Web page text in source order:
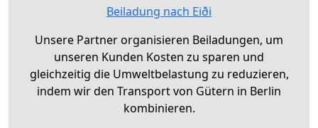
Beiladung nach Eiði
Unsere Partner organisieren Beiladungen, um
unseren Kunden Kosten zu sparen und
gleichzeitig die Umweltbelastung zu reduzieren,
indem wir den Transport von Gütern in Berlin
kombinieren.